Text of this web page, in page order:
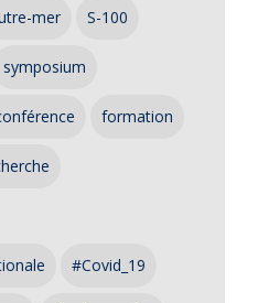
mer S-100
symposium
formation
#Covid_19